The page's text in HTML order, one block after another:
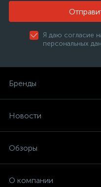
Я даю согласие
персональных
Бренды
Новости
Обзоры
О компании